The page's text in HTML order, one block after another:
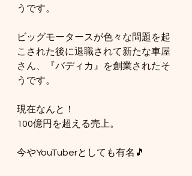
うです。
ビッグモータースが色々な問題を起
こされた後に退職されて新たな車屋
さん、『バディカ』を創業されたそ
うです。
現在なんと！
100億円を超える売上。
今やYouTuberとしても有名🎵